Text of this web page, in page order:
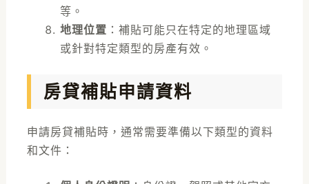
等。
地理位置 ：補貼可能只在特定的地理區域
或針對特定類型的房產有效。
房貸補貼申請資料
申請房貸補貼時，通常需要準備以下類型的資料
和文件：